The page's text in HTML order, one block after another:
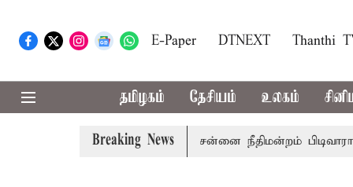
E-Paper DTNEXT Thanthi
தமிழகம் தேசியம் உலகம்
Breaking News
பொன்முடிக்கு சென்னை நீதிமன்றம் பிடிவாராண்ட்